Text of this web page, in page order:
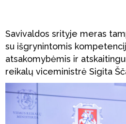
Savivaldos srityje meras
su išgrynintomis
atsakomybėmis ir
reikalų viceministrė Sigita